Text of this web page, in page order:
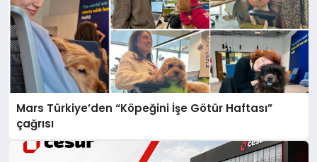
Mars Türkiye’den “Köpeğini İşe Götür Haftası”
çağrısı